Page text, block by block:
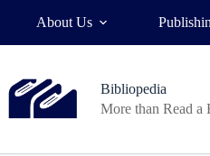
About Us
Bibliopedia
More than Read a